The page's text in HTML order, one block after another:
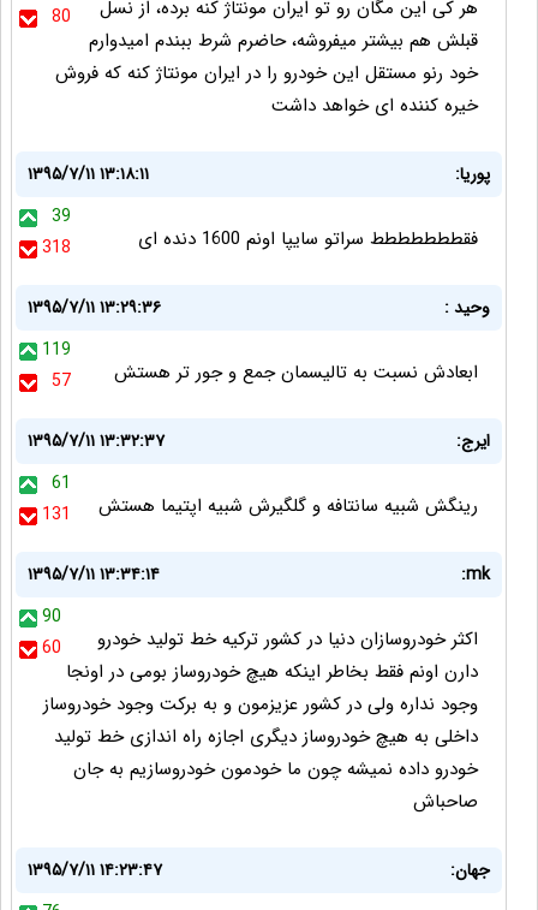
80
هر کی این مگان رو تو ایران مونتاژ کنه برده، از نسل
قبلش هم بیشتر میفروشه، حاضرم شرط ببندم امیدوارم
خود رنو مستقل این خودرو را در ایران مونتاژ کنه که فروش
خیره کننده ای خواهد داشت
پوریا:
۱۳۹۵/۷/۱۱ ۱۳:۱۸:۱۱
39
318
فقططططططط سراتو سايپا اونم 1600 دنده ای
وحید :
۱۳۹۵/۷/۱۱ ۱۳:۲۹:۳۶
119
57
ابعادش نسبت به تالیسمان جمع و جور تر هستش
ایرج:
۱۳۹۵/۷/۱۱ ۱۳:۳۲:۳۷
61
131
رينگش شبیه سانتافه و گلگيرش شبیه اپتيما هستش
mk:
۱۳۹۵/۷/۱۱ ۱۳:۳۴:۱۴
90
60
اکثر خودروسازان دنیا در کشور ترکیه خط تولید خودرو
دارن اونم فقط بخاطر اینکه هیچ خودروساز بومی در اونجا
وجود نداره ولی در کشور عزیزمون و به برکت وجود خودروساز
داخلی به هیچ خودروساز دیگری اجازه راه اندازی خط تولید
خودرو داده نمیشه چون ما خودمون خودروسازیم به جان
صاحباش
جهان:
۱۳۹۵/۷/۱۱ ۱۴:۲۳:۴۷